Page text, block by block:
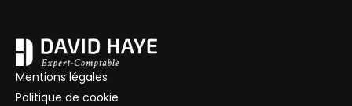
Mentions légales
Politique de cookie